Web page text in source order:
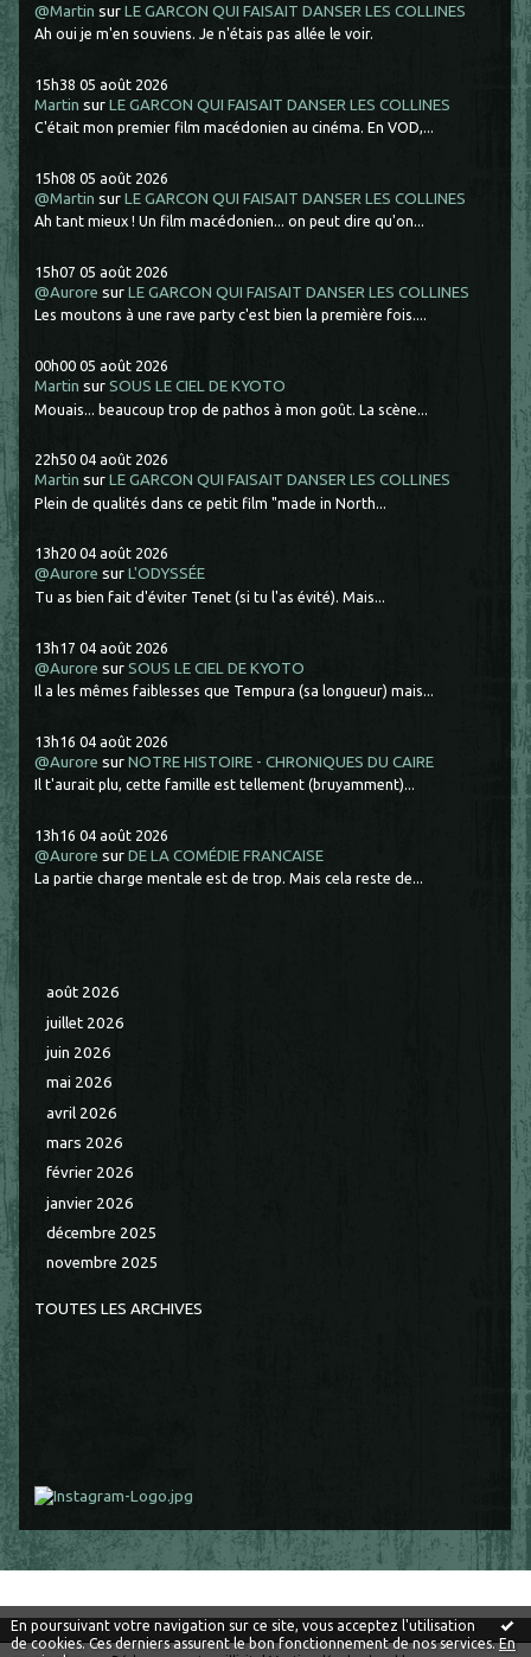
En poursuivant votre navigation sur ce site, vous acceptez l'utilisation
de cookies. Ces derniers assurent le bon fonctionnement de nos services.En
@Martin surLE GARCON QUI FAISAIT DANSER LES COLLINES
Ah oui je m'en souviens. Je n'étais pas allée le voir.
15h38 05 août 2026
Martin surLE GARCON QUI FAISAIT DANSER LES COLLINES
C'était mon premier film macédonien au cinéma. En VOD,...
15h08 05 août 2026
@Martin surLE GARCON QUI FAISAIT DANSER LES COLLINES
Ah tant mieux ! Un film macédonien... on peut dire qu'on...
15h07 05 août 2026
@Aurore surLE GARCON QUI FAISAIT DANSER LES COLLINES
Les moutons à une rave party c'est bien la première fois....
00h00 05 août 2026
Martin surSOUS LE CIEL DE KYOTO
Mouais... beaucoup trop de pathos à mon goût. La scène...
22h50 04 août 2026
Martin surLE GARCON QUI FAISAIT DANSER LES COLLINES
Plein de qualités dans ce petit film "made in North...
13h20 04 août 2026
@Aurore surL'ODYSSÉE
Tu as bien fait d'éviter Tenet (si tu l'as évité). Mais...
13h17 04 août 2026
@Aurore surSOUS LE CIEL DE KYOTO
Il a les mêmes faiblesses que Tempura (sa longueur) mais...
13h16 04 août 2026
@Aurore surNOTRE HISTOIRE - CHRONIQUES DU CAIRE
Il t'aurait plu, cette famille est tellement (bruyamment)...
13h16 04 août 2026
@Aurore surDE LA COMÉDIE FRANCAISE
La partie charge mentale est de trop. Mais cela reste de...
août 2026
juillet 2026
juin 2026
mai 2026
avril 2026
mars 2026
février 2026
janvier 2026
décembre 2025
novembre 2025
TOUTES LES ARCHIVES